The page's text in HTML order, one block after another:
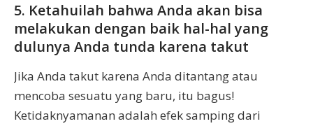
5. Ketahuilah bahwa Anda akan bisa
melakukan dengan baik hal-hal yang
dulunya Anda tunda karena takut
Jika Anda takut karena Anda ditantang atau
mencoba sesuatu yang baru, itu bagus!
Ketidaknyamanan adalah efek samping dari